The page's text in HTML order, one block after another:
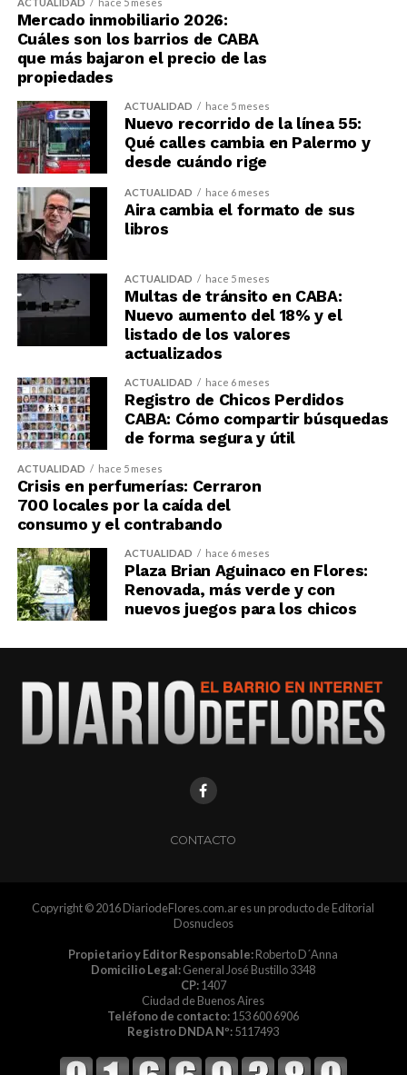
ACTUALIDAD hace 5 meses
Mercado inmobiliario 2026:
Cuáles son los barrios de CABA
que más bajaron el precio de las
propiedades
ACTUALIDAD hace 5 meses
Nuevo recorrido de la línea 55:
Qué calles cambia en Palermo y
desde cuándo rige
ACTUALIDAD hace 6 meses
Aira cambia el formato de sus
libros
ACTUALIDAD hace 5 meses
Multas de tránsito en CABA:
Nuevo aumento del 18% y el
listado de los valores
actualizados
ACTUALIDAD hace 6 meses
Registro de Chicos Perdidos
CABA: Cómo compartir búsquedas
de forma segura y útil
ACTUALIDAD hace 5 meses
Crisis en perfumerías: Cerraron
700 locales por la caída del
consumo y el contrabando
ACTUALIDAD hace 6 meses
Plaza Brian Aguinaco en Flores:
Renovada, más verde y con
nuevos juegos para los chicos
CONTACTO
Copyright © 2016 DiariodeFlores.com.ar es un producto de Editorial
Dosnucleos
Propietario y Editor Responsable:Roberto D´Anna
Domicilio Legal:General José Bustillo 3348
CP:1407
Ciudad de Buenos Aires
Teléfono de contacto:153 600 6906
Registro DNDA Nº:5117493